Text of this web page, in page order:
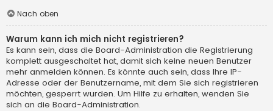
Nach oben
Warum kann ich mich nicht registrieren?
Es kann sein, dass die Board-Administration die Registrierung
komplett ausgeschaltet hat, damit sich keine neuen Benutzer
mehr anmelden können. Es könnte auch sein, dass Ihre IP-
Adresse oder der Benutzername, mit dem Sie sich registrieren
möchten, gesperrt wurden. Um Hilfe zu erhalten, wenden Sie
sich an die Board-Administration.